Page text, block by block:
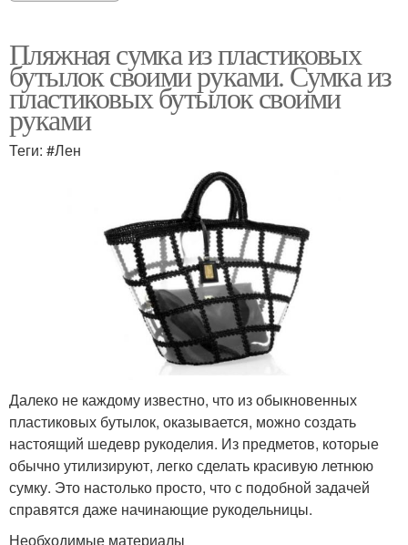
Пляжная сумка из пластиковых
бутылок своими руками. Сумка из
пластиковых бутылок своими
руками
Теги: #Лен
Далеко не каждому известно, что из обыкновенных
пластиковых бутылок, оказывается, можно создать
настоящий шедевр рукоделия. Из предметов, которые
обычно утилизируют, легко сделать красивую летнюю
сумку. Это настолько просто, что с подобной задачей
справятся даже начинающие рукодельницы.
Необходимые материалы